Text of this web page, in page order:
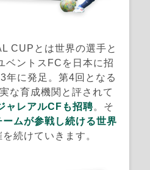
CUPとは世界の選手と
ベントスFCを日本に招
年に発足。第4回となる
な育成機関と評されて
ャレアルCFも招聘。 そ
ムが参戦し続ける世界
続けていきます。